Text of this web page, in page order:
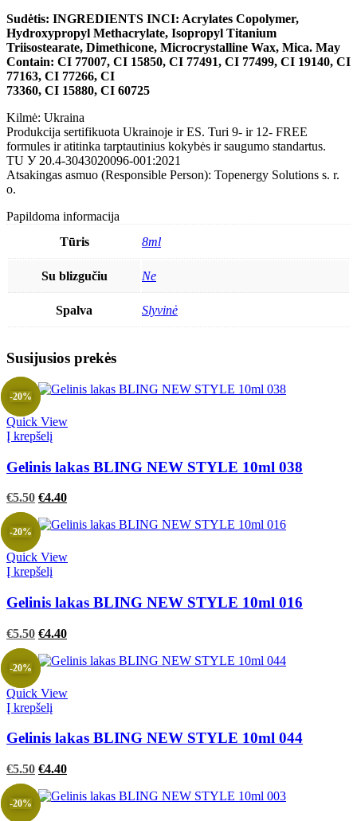
Sudėtis: INGREDIENTS INCI: Acrylates Copolymer,
Hydroxypropyl Methacrylate, Isopropyl Titanium
Triisostearate, Dimethicone, Microcrystalline Wax, Mica. May
Contain: CI 77007, CI 15850, CI 77491, CI 77499, CI 19140, CI
77163, CI 77266, CI
73360, CI 15880, CI 60725
Kilmė: Ukraina
Produkcija sertifikuota Ukrainoje ir ES. Turi 9- ir 12- FREE
formules ir atitinka tarptautinius kokybės ir saugumo standartus.
TU У 20.4-3043020096-001:2021
Atsakingas asmuo (Responsible Person): Topenergy Solutions s. r.
o.
Papildoma informacija
Tūris
8ml
Su blizgučiu Ne
Spalva Slyvinė
Susijusios prekės
Quick View
Į krepšelį
-20%
Gelinis lakas BLING NEW STYLE 10ml 038
Original
price
was:
€5.50.
€5.50Current
is:
€5.50.
€4.40
Quick View
Į krepšelį
-20%
Gelinis lakas BLING NEW STYLE 10ml 016
Original
price
was:
€5.50.
€5.50Current
is:
€5.50.
€4.40
Quick View
Į krepšelį
-20%
Gelinis lakas BLING NEW STYLE 10ml 044
Original
price
was:
€5.50.
€5.50Current
is:
€5.50.
€4.40
-20%